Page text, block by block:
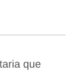
que